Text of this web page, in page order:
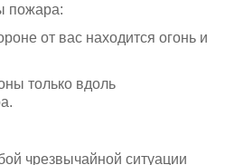
пожара:
от вас находится огонь и
только вдоль
чрезвычайной ситуации